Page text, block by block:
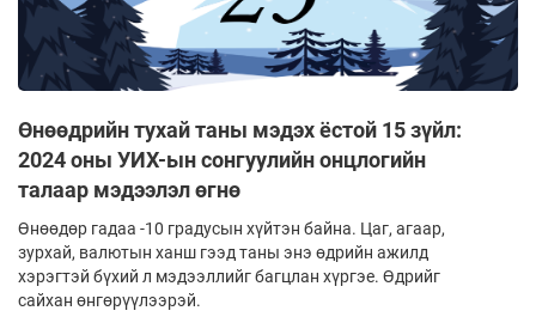
Өнөөдрийн тухай таны мэдэх ёстой 15 зүйл:
2024 оны УИХ-ын сонгуулийн онцлогийн
талаар мэдээлэл өгнө
Өнөөдөр гадаа -10 градусын хүйтэн байна. Цаг, агаар,
зурхай, валютын ханш гээд таны энэ өдрийн ажилд
хэрэгтэй бүхий л мэдээллийг багцлан хүргэе. Өдрийг
сайхан өнгөрүүлээрэй.